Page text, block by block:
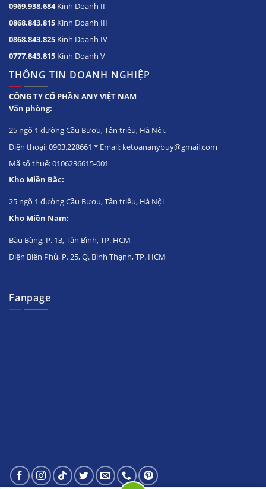
0969.938.684Kinh Doanh II
0868.843.815 Kinh Doanh III
0868.843.825 Kinh Doanh IV
0777.843.815 Kinh Doanh V
THÔNG TIN DOANH NGHIỆP
CÔNG TY CỔ PHẦN ANY VIỆT NAM
Văn phòng:
25 ngõ 1 đường Cầu Bươu, Tân triều, Hà Nội.
Điện thoại: 0903.228661 * Email: ketoananybuy@gmail.com
Mã số thuế: 0106236615-001
Kho Miền Bắc:
25 ngõ 1 đường Cầu Bươu, Tân triều, Hà Nội
Kho Miền Nam:
Bàu Bàng, P. 13, Tân Bình, TP. HCM
Điện Biên Phủ, P. 25, Q. Bình Thạnh, TP. HCM
Fanpage